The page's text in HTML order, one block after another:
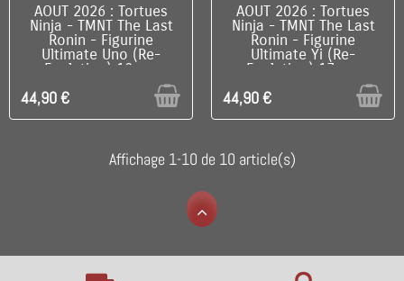
RUPTURE DE STOCK
AOUT 2026 : Tortues
Ninja - TMNT The Last
Ronin - Figurine
Ultimate Uno (Re-
Evolution) 19 cm
44,90 €
RUPTURE DE STOCK
AOUT 2026 : Tortues
Ninja - TMNT The Last
Ronin - Figurine
Ultimate Yi (Re-
Evolution) 17 cm
44,90 €
Affichage 1-10 de 10 article(s)